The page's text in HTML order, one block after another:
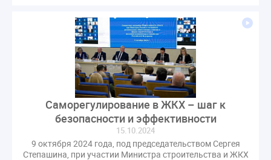
ПМЮФ-2024
Перепланировка ОДИ
Поручение Президента
Правительства РФ
Правительство диагностика
РКЦ
Разъяснения
Регулирование Малахов
Резолюция
Рейтинг
Свидетельство о поверке
Собрание собственников
Соглашение о сотрудничестве
Статья
Стратегия развития ЖКХ 2030
Судебная практика ЖКХ
Требования
Форум
Саморегулирование в ЖКХ – шаг к
безопасности и эффективности
15.10.2024
9 октября 2024 года, под председательством Сергея
Степашина, при участии Министра строительства и ЖКХ